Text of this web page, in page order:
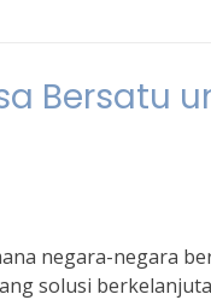
Bersatu
negara-negara
solusi